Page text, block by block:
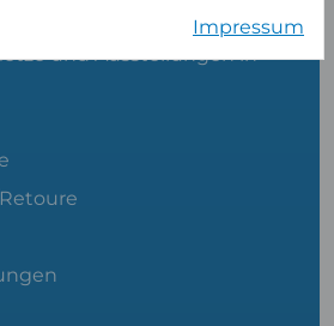
und Ausstellungen in
Impressum